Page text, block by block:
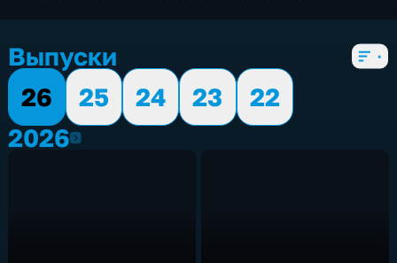
Выпуски
26
25 24 23
22
20262026